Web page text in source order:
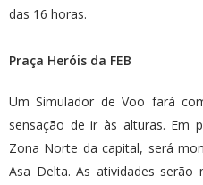
das 16 horas.
Praça Heróis da FEB
Um Simulador de Voo fará
sensação de ir às alturas. Em
Zona Norte da capital, será
Asa Delta. As atividades